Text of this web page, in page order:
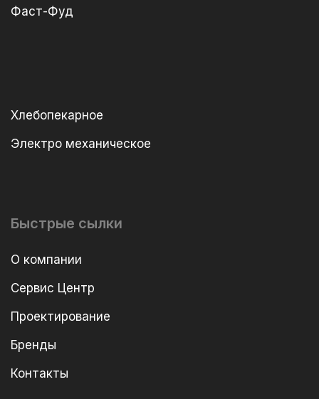
Фаст-Фуд
Хлебопекарное
Электро механическое
Быстрые сылки
О компании
Сервис Центр
Проектирование
Бренды
Контакты